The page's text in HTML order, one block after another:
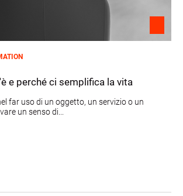
e perché ci semplifica la vita
far uso di un oggetto, un servizio o un
un senso di...